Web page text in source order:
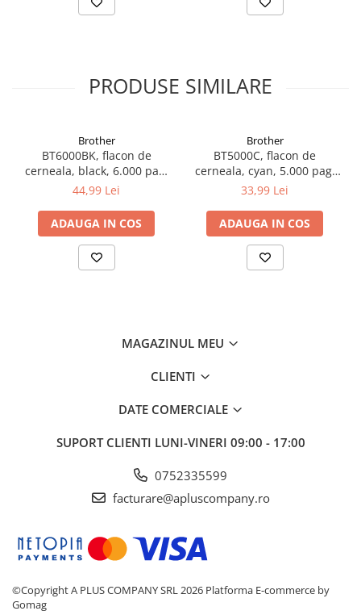
PRODUSE SIMILARE
Brother
BT6000BK, flacon de
cerneala, black, 6.000 pag,
Ink Benefit DCP-
44,99 Lei
ADAUGA IN COS
Brother
BT5000C, flacon de
cerneala, cyan, 5.000 pag,
Ink Benefit DCP-
33,99 Lei
ADAUGA IN COS
MAGAZINUL MEU
CLIENTI
DATE COMERCIALE
SUPORT CLIENTI LUNI-VINERI 09:00 - 17:00
0752335599
facturare@apluscompany.ro
©Copyright A PLUS COMPANY SRL 2026 Platforma E-commerce by
Gomag